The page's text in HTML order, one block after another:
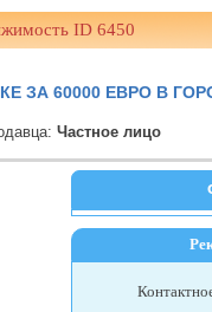
ID 6450
ЗА 60000 ЕВРО В
Частное лицо